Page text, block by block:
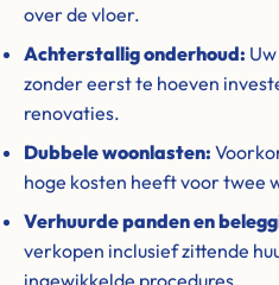
over de vloer.
Achterstallig onderhoud:
zonder eerst te hoeven
renovaties.
Dubbele woonlasten:
hoge kosten heeft voor twee
Verhuurde panden en
verkopen inclusief zittende
ingewikkelde procedures.